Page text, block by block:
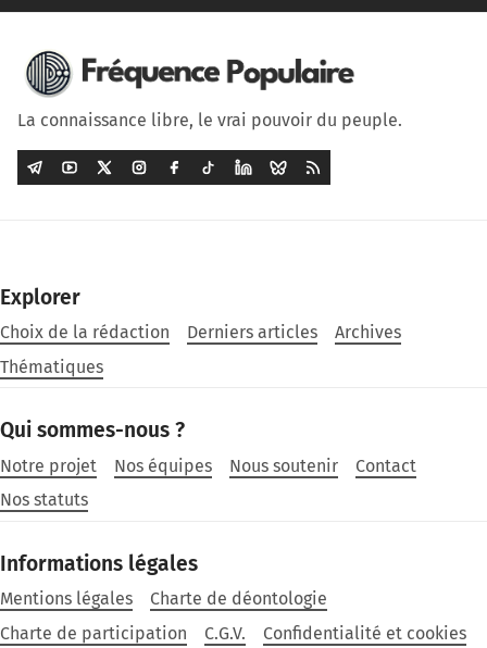
La connaissance libre, le vrai pouvoir du peuple.
Explorer
Choix de la rédaction Derniers articles
Archives
Thématiques
Qui sommes-nous ?
Notre projet Nos équipes Nous soutenir
Contact
Nos statuts
Informations légales
Mentions légales
Charte de déontologie
Charte de participation
C.G.V. Confidentialité et cookies